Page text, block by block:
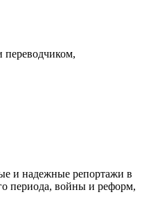
переводчиком,
и надежные репортажи в
периода, войны и реформ,